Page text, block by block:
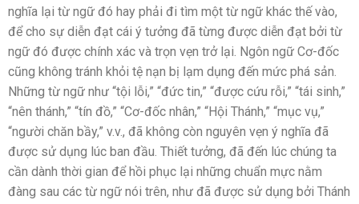
nghĩa lại từ ngữ đó hay phải đi tìm một từ ngữ khác thế vào,
để cho sự diễn đạt cái ý tưởng đã từng được diễn đạt bởi từ
ngữ đó được chính xác và trọn vẹn trở lại. Ngôn ngữ Cơ-đốc
cũng không tránh khỏi tệ nạn bị lạm dụng đến mức phá sản.
Những từ ngữ như “tội lỗi,” “đức tin,” “được cứu rỗi,” “tái sinh,”
“nên thánh,” “tín đồ,” “Cơ-đốc nhân,” “Hội Thánh,” “mục vụ,”
“người chăn bầy,” v.v., đã không còn nguyên vẹn ý nghĩa đã
được sử dụng lúc ban đầu. Thiết tưởng, đã đến lúc chúng ta
cần dành thời gian để hồi phục lại những chuẩn mực nằm
đàng sau các từ ngữ nói trên, như đã được sử dụng bởi Thánh